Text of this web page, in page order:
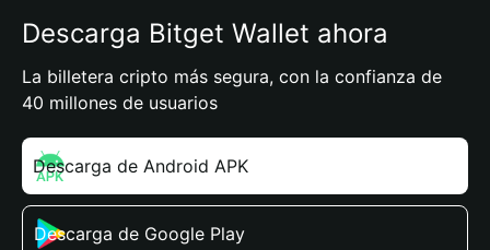
Descarga Bitget Wallet ahora
La billetera cripto más segura, con la confianza de
40 millones de usuarios
Descarga de Android APK
Descarga de Google Play